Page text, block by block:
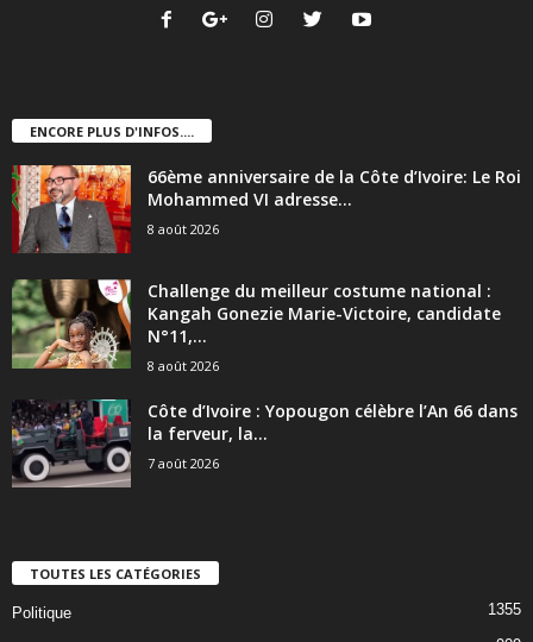
ENCORE PLUS D'INFOS....
66ème anniversaire de la Côte d’Ivoire: Le Roi
Mohammed VI adresse...
8 août 2026
Challenge du meilleur costume national :
Kangah Gonezie Marie-Victoire, candidate
N°11,...
8 août 2026
Côte d’Ivoire : Yopougon célèbre l’An 66 dans
la ferveur, la...
7 août 2026
TOUTES LES CATÉGORIES
Politique 1355